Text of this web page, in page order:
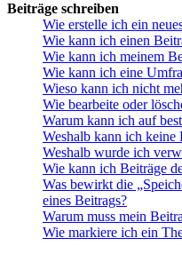
Beiträge schreiben
Wie erstelle ich ein
Wie kann ich einen
Wie kann ich meinem
Wie kann ich eine
Wieso kann ich nicht
Wie bearbeite oder
Warum kann ich auf
Weshalb kann ich keine
Weshalb wurde ich
Wie kann ich Beiträge
Was bewirkt die
eines Beitrags?
Warum muss mein
Wie markiere ich ein